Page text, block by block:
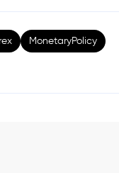
MonetaryPolicy